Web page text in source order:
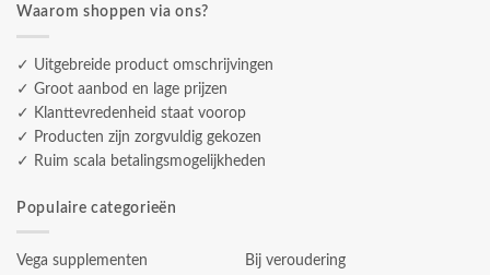
Waarom shoppen via ons?
✓ Uitgebreide product omschrijvingen
✓ Groot aanbod en lage prijzen
✓ Klanttevredenheid staat voorop
✓ Producten zijn zorgvuldig gekozen
✓ Ruim scala betalingsmogelijkheden
Populaire categorieën
Vega supplementen
Bij veroudering